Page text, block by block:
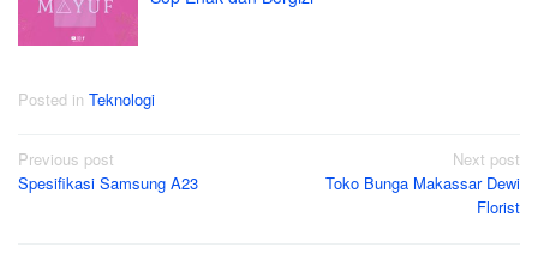
Posted in Teknologi
Post
navigation
Previous post
Spesifikasi Samsung A23
Next post
Toko Bunga Makassar Dewi
Florist